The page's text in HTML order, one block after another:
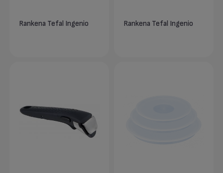
Rankena Tefal Ingenio Rankena Tefal Ingenio